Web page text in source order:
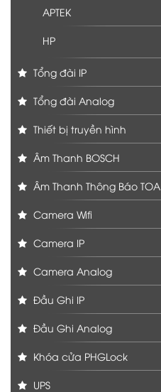
APTEK
HP
Tổng đài IP
Tổng đài Analog
Thiết bị truyền hình
Âm Thanh BOSCH
Âm Thanh Thông Báo TOA
Camera Wifi
Camera IP
Camera Analog
Đầu Ghi IP
Đầu Ghi Analog
Khóa cửa PHGLock
UPS